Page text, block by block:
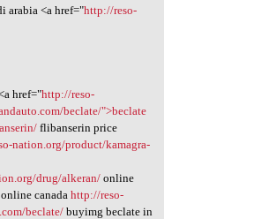
arabia <a href="http://reso-
href="http://reso-
beclate/">beclate
flibanserin price
nation.org/product/kamagra-
drug/alkeran/ online
online canadahttp://reso-
beclate/buyimg beclate in